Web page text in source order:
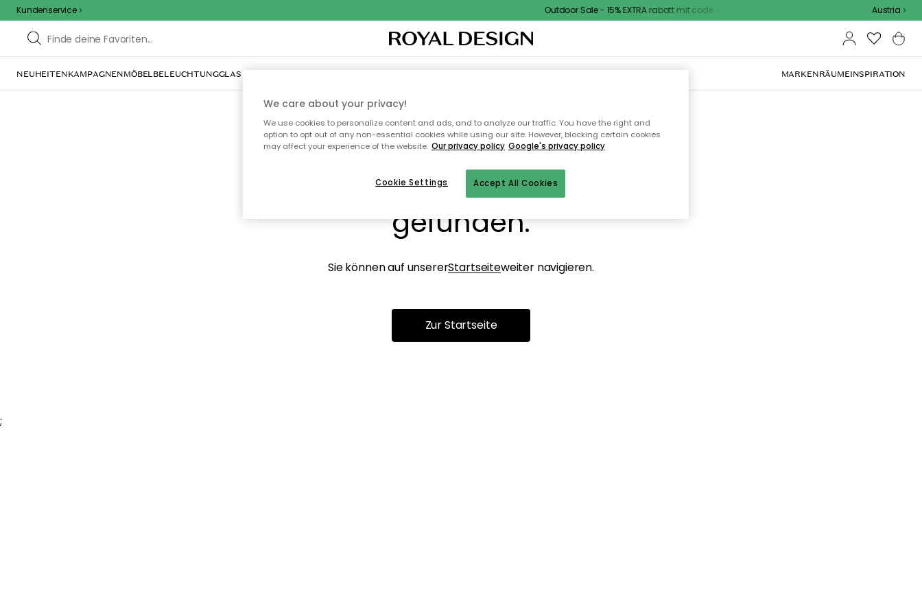
Kundenservice Outdoor Sale - 15% EXTRA rabatt mit code Austria
NEUHEITENKAMPAGNENMÖBELBELEUCHTUNGGLAS & GESCHIRRINNENEINRICHTUNGTEXTILIEN & TEPPICHEKÜCHEAUFBEWAHRUNGOUTDOOR-MÖBEL MARKENRÄUMEINSPIRATION
Ooops, die Seite wurde nicht
gefunden.
Sie können auf unsererStartseiteweiter navigieren.
Zur Startseite
;
We care about your privacy!
We use cookies to personalize content and ads, and to analyze our traffic. You have the right and
option to opt out of any non-essential cookies while using our site. However, blocking certain cookies
may affect your experience of the website. Our privacy policy Google's privacy policy
Accept All Cookies
Cookie Settings